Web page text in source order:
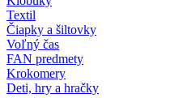
Textil
Čiapky a šiltovky
Voľný čas
FAN predmety
Krokomery
Deti, hry a hračky